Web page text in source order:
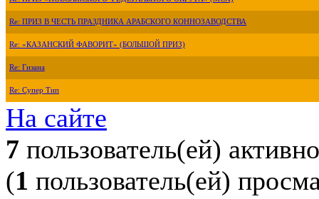
Re: ПРИЗ В ЧЕСТЬ ПРАЗДНИКА АРАБСКОГО КОННОЗАВОДСТВА
Re: «КАЗАНСКИЙ ФАВОРИТ» (БОЛЬШОЙ ПРИЗ)
Re: Гизана
Re: Супер Тип
На сайте
7 пользователь(ей) активно
(1 пользователь(ей)